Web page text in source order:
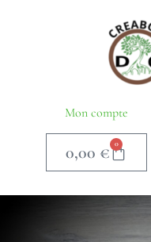
Mon compte
0,00 € 0